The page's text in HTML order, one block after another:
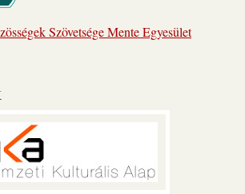
Szövetsége Mente Egyesület